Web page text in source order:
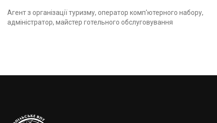
Агент з організації туризму, оператор комп'ютерного набору,
адміністратор, майстер готельного обслуговування